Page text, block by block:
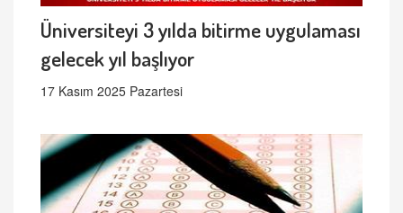
Üniversiteyi 3 yılda bitirme uygulaması
gelecek yıl başlıyor
17 Kasım 2025 Pazartesi